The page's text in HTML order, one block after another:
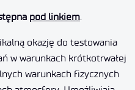
pod linkiem
okazję do testowania
w warunkach krótkotrwałej
warunkach fizycznych